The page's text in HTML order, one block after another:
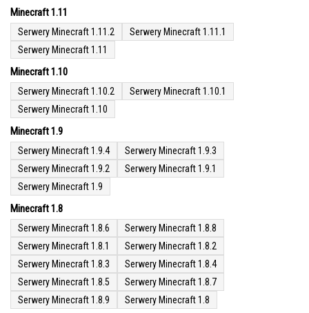
Minecraft 1.11
Serwery Minecraft 1.11.2
Serwery Minecraft 1.11.1
Serwery Minecraft 1.11
Minecraft 1.10
Serwery Minecraft 1.10.2
Serwery Minecraft 1.10.1
Serwery Minecraft 1.10
Minecraft 1.9
Serwery Minecraft 1.9.4
Serwery Minecraft 1.9.3
Serwery Minecraft 1.9.2
Serwery Minecraft 1.9.1
Serwery Minecraft 1.9
Minecraft 1.8
Serwery Minecraft 1.8.6
Serwery Minecraft 1.8.8
Serwery Minecraft 1.8.1
Serwery Minecraft 1.8.2
Serwery Minecraft 1.8.3
Serwery Minecraft 1.8.4
Serwery Minecraft 1.8.5
Serwery Minecraft 1.8.7
Serwery Minecraft 1.8.9
Serwery Minecraft 1.8